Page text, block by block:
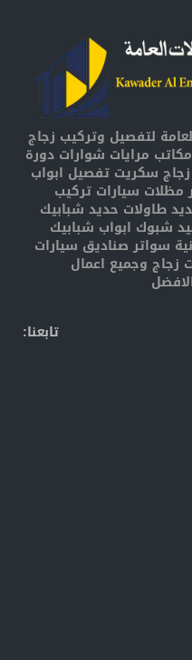
لتفصيل وتركيب زجاج
مرايات شوارات دورة
سكريت تفصيل ابواب
مظلات سيارات تركيب
طاولات حديد شبابيك
شبوك ابواب شبابيك
سواتر صناديق سيارات
زجاج وجميع اعمال
:تابعنا